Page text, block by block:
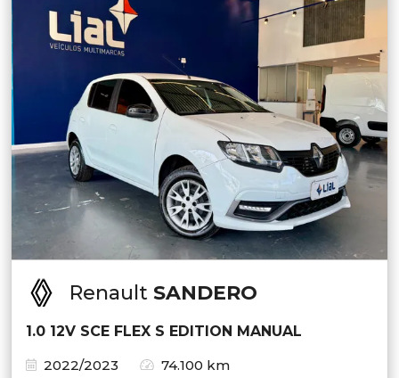
Renault SANDERO
1.0 12V SCE FLEX S EDITION MANUAL
2022/2023
74.100 km